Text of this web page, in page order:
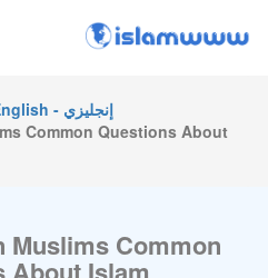
English - إنجليزي
Common Questions About
Muslims Common